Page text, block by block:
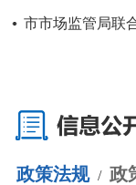
市市场监管局联
政策法规 / 政